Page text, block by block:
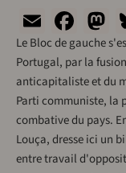
Email
Le Bloc de gauche
Portugal, par la
anticapitaliste et du
Parti communiste, la
combative du pays.
Louça, dresse ici un
entre travail